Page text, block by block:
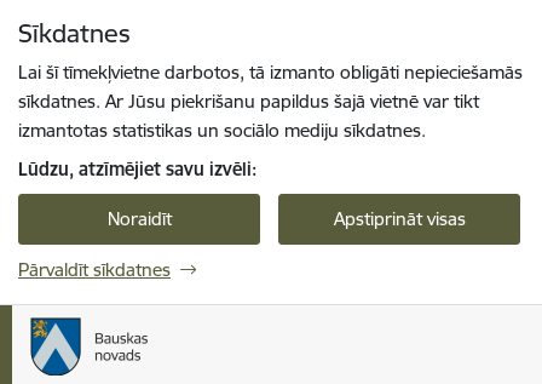
Sīkdatnes
Lai šī tīmekļvietne darbotos, tā izmanto obligāti nepieciešamās
sīkdatnes. Ar Jūsu piekrišanu papildus šajā vietnē var tikt
izmantotas statistikas un sociālo mediju sīkdatnes.
Lūdzu, atzīmējiet savu izvēli:
Noraidīt Apstiprināt visas
Pārvaldīt sīkdatnes